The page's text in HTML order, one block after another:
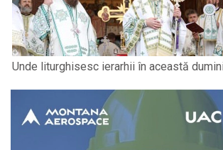
Unde liturghisesc ierarhii în această